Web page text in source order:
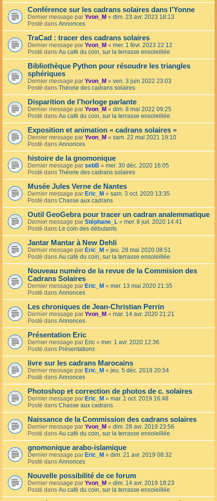
Conférence sur les cadrans solaires dans l’Yonne
Dernier message par Yvon_M « dim. 23 avr. 2023 18:13
Posté dans Annonces
TraCad : tracer des cadrans solaires
Dernier message par Yvon_M « mer. 1 févr. 2023 22:12
Posté dans Au café du coin, sur la terrasse ensoleillée
Bibliothèque Python pour résoudre les triangles
sphériques
Dernier message par Yvon_M « ven. 3 juin 2022 23:03
Posté dans Théorie des cadrans solaires
Disparition de l’horloge parlante
Dernier message par Yvon_M « dim. 8 mai 2022 09:25
Posté dans Au café du coin, sur la terrasse ensoleillée
Exposition et animation « cadrans solaires »
Dernier message par Yvon_M « sam. 22 mai 2021 19:10
Posté dans Annonces
histoire de la gnomonique
Dernier message par sebB « mer. 30 déc. 2020 16:05
Posté dans Théorie des cadrans solaires
Musée Jules Verne de Nantes
Dernier message par Eric_M « sam. 3 oct. 2020 13:35
Posté dans Chasse aux cadrans
Outil GeoGebra pour tracer un cadran analemmatique
Dernier message par Stéphane_L « mer. 8 juil. 2020 14:41
Posté dans Le coin des débutants
Jantar Mantar à New Dehli
Dernier message par Eric_M « jeu. 28 mai 2020 08:51
Posté dans Au café du coin, sur la terrasse ensoleillée
Nouveau numéro de la revue de la Commision des
Cadrans Solaires
Dernier message par Eric_M « mer. 13 mai 2020 21:35
Posté dans Annonces
Les chroniques de Jean-Christian Perrin
Dernier message par Yvon_M « mar. 14 avr. 2020 21:21
Posté dans Annonces
Présentation Eric
Dernier message par Eric « mer. 1 avr. 2020 12:36
Posté dans Présentations
livre sur les cadrans Marocains
Dernier message par Eric_M « jeu. 5 déc. 2019 20:54
Posté dans Annonces
Photoshop et correction de photos de c. solaires
Dernier message par Eric_M « mar. 1 oct. 2019 16:48
Posté dans Chasse aux cadrans
Naissance de la Commission des cadrans solaires
Dernier message par Yvon_M « dim. 28 avr. 2019 23:56
Posté dans Au café du coin, sur la terrasse ensoleillée
gnomonique arabo-islamique
Dernier message par Eric_M « dim. 21 avr. 2019 08:32
Posté dans Annonces
Nouvelle possibilité de ce forum
Dernier message par Yvon_M « dim. 14 avr. 2019 18:23
Posté dans Au café du coin, sur la terrasse ensoleillée